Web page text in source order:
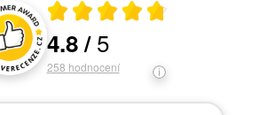
Hodnocení a recenze zákazníků
Průměrné hodnocení 4.8 z 5
4.8/5
258 hodnocení